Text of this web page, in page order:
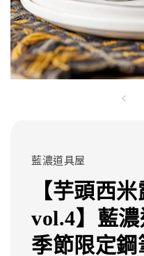
藍濃道具屋
【芋頭西
vol.4】藍
季節限定鋼